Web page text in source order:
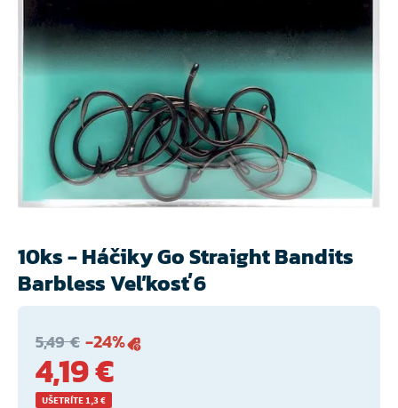
10ks - Háčiky Go Straight Bandits
Barbless Veľkosť 6
5,49 € -24%
4,19 €
UŠETRÍTE 1,3 €